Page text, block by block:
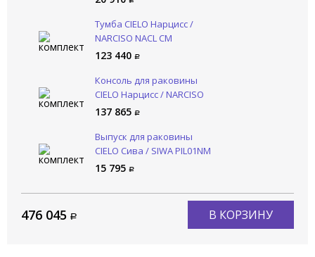
Тумба CIELO Нарцисс /
NARCISO NACL CM
123 440
Консоль для раковины
CIELO Нарцисс / NARCISO
NASTD NM
137 865
Выпуск для раковины
CIELO Сива / SIWA PIL01NM
CM
15 795
476 045 В КОРЗИНУ